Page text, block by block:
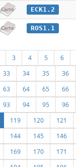
Carte ECK1.2
Carte ROS1.1
3 4 5 6
33 34 35 36
63 64 65 66
93 94 95 96
119 120 121
144 145 146
169 170 171